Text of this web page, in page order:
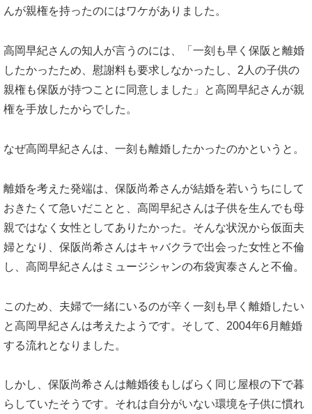
んが親権を持ったのにはワケがありました。
高岡早紀さんの知人が言うのには、「一刻も早く保阪と離婚
したかったため、慰謝料も要求しなかったし、2人の子供の
親権も保阪が持つことに同意しました」と高岡早紀さんが親
権を手放したからでした。
なぜ高岡早紀さんは、一刻も離婚したかったのかというと。
離婚を考えた発端は、保阪尚希さんが結婚を若いうちにして
おきたくて急いだことと、高岡早紀さんは子供を生んでも母
親ではなく女性としてありたかった。そんな状況から仮面夫
婦となり、保阪尚希さんはキャバクラで出会った女性と不倫
し、高岡早紀さんはミュージシャンの布袋寅泰さんと不倫。
このため、夫婦で一緒にいるのが辛く一刻も早く離婚したい
と高岡早紀さんは考えたようです。そして、2004年6月離婚
する流れとなりました。
しかし、保阪尚希さんは離婚後もしばらく同じ屋根の下で暮
らしていたそうです。それは自分がいない環境を子供に慣れ